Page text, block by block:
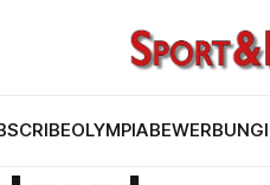
OLYMPIABEWERBUNG